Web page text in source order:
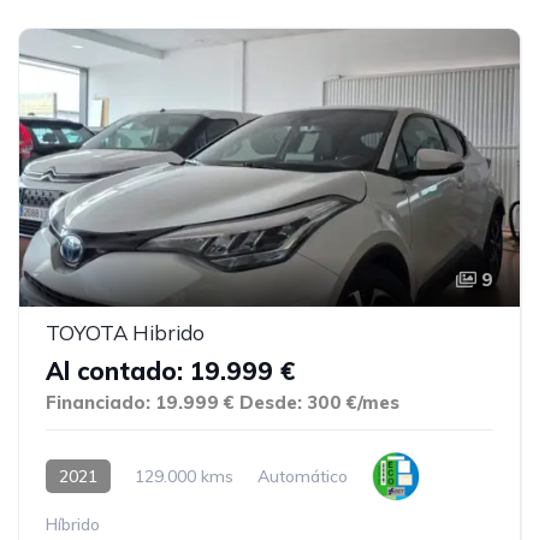
9
TOYOTA Hibrido
Al contado: 19.999 €
Financiado: 19.999 € Desde: 300 €/mes
2021 129.000 kms Automático
Híbrido